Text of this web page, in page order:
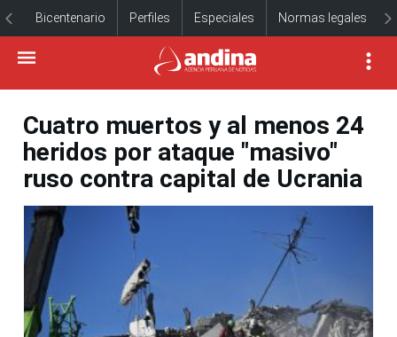
Bicentenario Perfiles Especiales Normas legales
Cuatro muertos y al menos 24
heridos por ataque "masivo"
ruso contra capital de Ucrania